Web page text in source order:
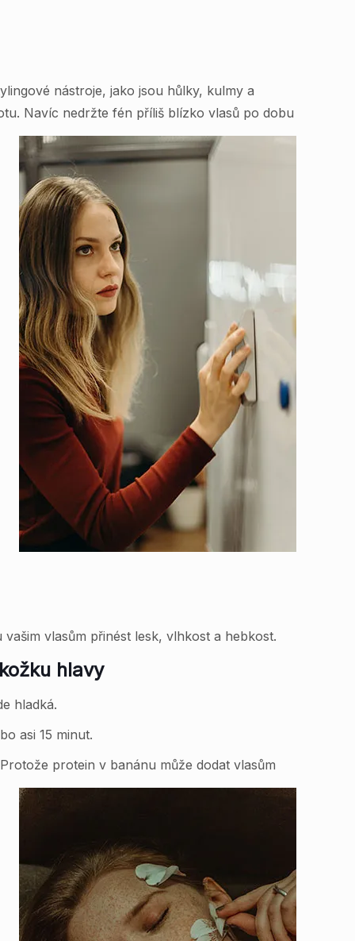
nástroje, jako jsou hůlky, kulmy a
Navíc nedržte fén příliš blízko vlasů po dobu
vlasům přinést lesk, vlhkost a hebkost.
hlavy
hladká.
asi 15 minut.
protein v banánu může dodat vlasům